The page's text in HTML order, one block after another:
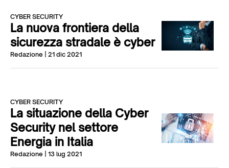
CYBER SECURITY
La nuova frontiera della
sicurezza stradale è cyber
Redazione | 21 dic 2021
CYBER SECURITY
La situazione della Cyber
Security nel settore
Energia in Italia
Redazione | 13 lug 2021